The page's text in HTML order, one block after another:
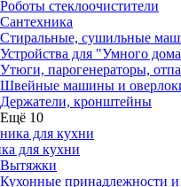
Роботы стеклоочистители
Сантехника
Стиральные, сушильные
Устройства для "Умного
Утюги, парогенераторы,
Швейные машины и
Держатели, кронштейны
Ещё 10
для кухни
Вытяжки
Кухонные принадлежности и